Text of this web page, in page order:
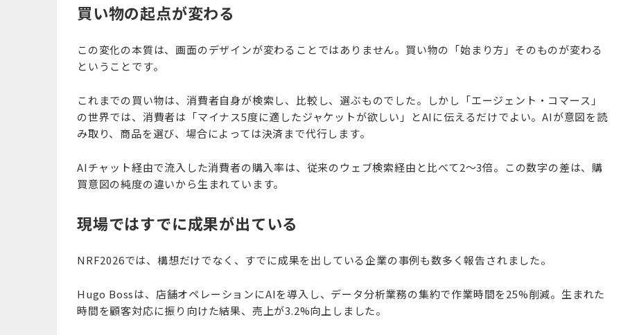
買い物の起点が変わる
この変化の本質は、画面のデザインが変わることではありません。買い物の「始まり方」そのものが変わる
ということです。
これまでの買い物は、消費者自身が検索し、比較し、選ぶものでした。しかし「エージェント・コマース」
の世界では、消費者は「マイナス5度に適したジャケットが欲しい」とAIに伝えるだけでよい。AIが意図を読
み取り、商品を選び、場合によっては決済まで代行します。
AIチャット経由で流入した消費者の購入率は、従来のウェブ検索経由と比べて2〜3倍。この数字の差は、購
買意図の純度の違いから生まれています。
現場ではすでに成果が出ている
NRF2026では、構想だけでなく、すでに成果を出している企業の事例も数多く報告されました。
Hugo Bossは、店舗オペレーションにAIを導入し、データ分析業務の集約で作業時間を25%削減。生まれた
時間を顧客対応に振り向けた結果、売上が3.2%向上しました。